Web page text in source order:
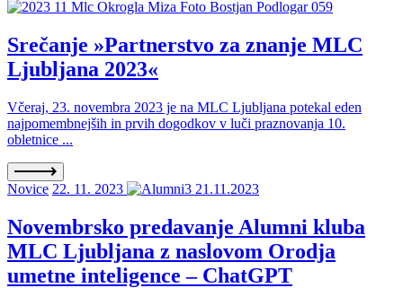
Srečanje »Partnerstvo za znanje MLC
Ljubljana 2023«
Včeraj, 23. novembra 2023 je na MLC Ljubljana potekal eden
najpomembnejših in prvih dogodkov v luči praznovanja 10.
obletnice ...
Novice 22. 11. 2023
Novembrsko predavanje Alumni kluba
MLC Ljubljana z naslovom Orodja
umetne inteligence – ChatGPT